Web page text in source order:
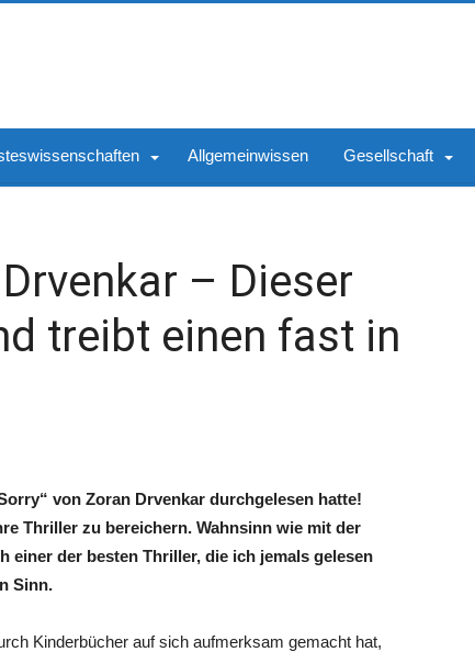
Allgemeinwissen Gesellschaft
– Dieser
treibt einen fast in
von Zoran Drvenkar durchgelesen hatte!
Thriller zu bereichern. Wahnsinn wie mit der
der besten Thriller, die ich jemals gelesen
Sinn.
Kinderbücher auf sich aufmerksam gemacht hat,